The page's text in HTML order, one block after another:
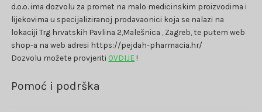
d.o.o. ima dozvolu za promet na malo medicinskim proizvodima i
lijekovima u specijaliziranoj prodavaonici koja se nalazi na
lokaciji Trg hrvatskih Pavlina 2,Malešnica , Zagreb, te putem web
shop-a na web adresi https://pejdah-pharmacia.hr/
Dozvolu možete provjeriti OVDIJE !
Pomoć i podrška